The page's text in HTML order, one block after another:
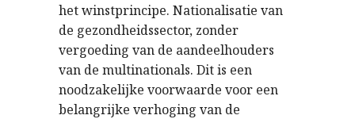
het winstprincipe. Nationalisatie van
de gezondheidssector, zonder
vergoeding van de aandeelhouders
van de multinationals. Dit is een
noodzakelijke voorwaarde voor een
belangrijke verhoging van de